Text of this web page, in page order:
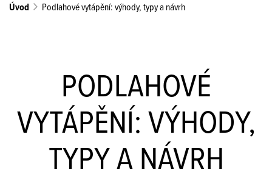
Úvod Podlahové vytápění: výhody, typy a návrh
PODLAHOVÉ
VYTÁPĚNÍ: VÝHODY,
TYPY A NÁVRH